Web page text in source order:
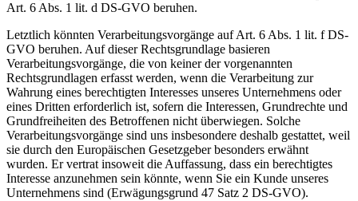
Art. 6 Abs. 1 lit. d DS-GVO beruhen.
Letztlich könnten Verarbeitungsvorgänge auf Art. 6 Abs. 1 lit. f DS-
GVO beruhen. Auf dieser Rechtsgrundlage basieren
Verarbeitungsvorgänge, die von keiner der vorgenannten
Rechtsgrundlagen erfasst werden, wenn die Verarbeitung zur
Wahrung eines berechtigten Interesses unseres Unternehmens oder
eines Dritten erforderlich ist, sofern die Interessen, Grundrechte und
Grundfreiheiten des Betroffenen nicht überwiegen. Solche
Verarbeitungsvorgänge sind uns insbesondere deshalb gestattet, weil
sie durch den Europäischen Gesetzgeber besonders erwähnt
wurden. Er vertrat insoweit die Auffassung, dass ein berechtigtes
Interesse anzunehmen sein könnte, wenn Sie ein Kunde unseres
Unternehmens sind (Erwägungsgrund 47 Satz 2 DS-GVO).